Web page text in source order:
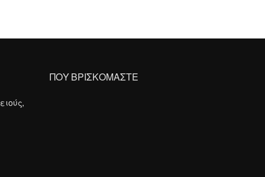
ΠΟΥ ΒΡΙΣΚΟΜΑΣΤΕ